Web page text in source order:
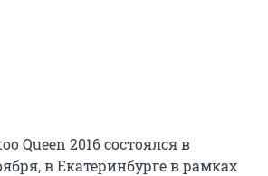
Queen 2016 состоялся в
в Екатеринбурге в рамках